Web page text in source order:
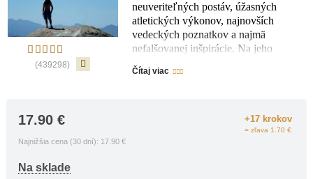
(439298)
neuveriteľných postáv, úžasných
atletických výkonov, najnovších
vedeckých poznatkov a najmä
nefalšovanej inšpirácie. Na jeho
počiatku stojí jednoduchá otázka:
Prečo ma bolí noha? Odpoveď sa
Zemi, aby sa naučil ich tajomstvá.
Pritom odhaľuje, že všetko, čo sme si
Čítaj viac
17.90€
Najnižšia cena (30 dní): 17.90 €
+17 krokov
= zľava 1.70 €
Na sklade